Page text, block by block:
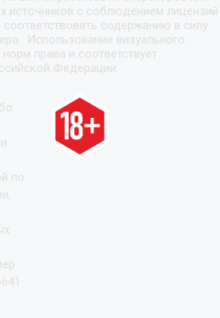
источников с соблюдением лицензий
содержанию в силу
Использование визуального
права и соответствует
Федерации.
по